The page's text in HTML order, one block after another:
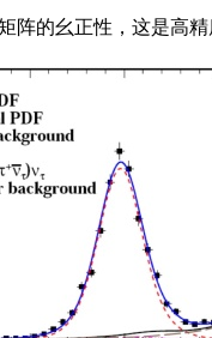
阵的幺正性，这是高